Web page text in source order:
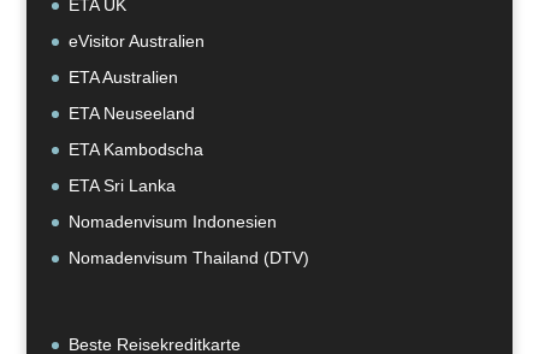
ETA UK
eVisitor Australien
ETA Australien
ETA Neuseeland
ETA Kambodscha
ETA Sri Lanka
Nomadenvisum Indonesien
Nomadenvisum Thailand (DTV)
Beste Reisekreditkarte